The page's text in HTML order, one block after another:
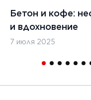
Бетон и кофе:
и вдохновение
7 июля 2025